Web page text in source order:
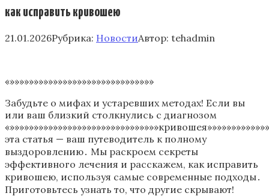
как исправить кривошею
21.01.2026Рубрика: НовостиАвтор: tehadmin
«»»»»»»»»»»»»»»»»»»»»»»»»»»»»»»
Забудьте о мифах и устаревших методах! Если вы
или ваш близкий столкнулись с диагнозом
эта статья — ваш путеводитель к полному
выздоровлению․ Мы раскроем секреты
эффективного лечения и расскажем, как исправить
кривошею, используя самые современные подходы․
Приготовьтесь узнать то, что другие скрывают!